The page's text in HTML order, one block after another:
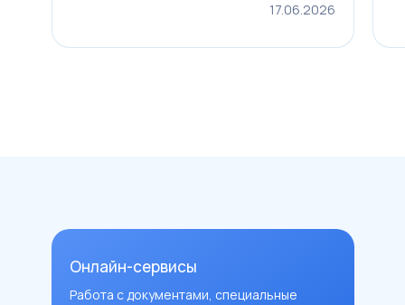
17.06.2026
Онлайн-сервисы
Работа с документами, специальные